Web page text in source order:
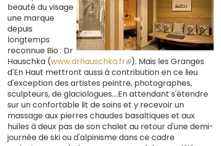
beauté du visage
une marque
depuis
longtemps
reconnue Bio : Dr
Hauschka (www.drhauschka.fr(le
lien
est
externe)
). Mais les Granges
d'En Haut mettront aussi à contribution en ce lieu
d'exception des artistes peintre, photographes,
sculpteurs, de glaciologues....En attendant s'étendre
sur un confortable lit de soins et y recevoir un
massage aux pierres chaudes basaltiques et aux
huiles à deux pas de son chalet au retour d'une demi-
journée de ski ou d'alpinisme dans ce cadre